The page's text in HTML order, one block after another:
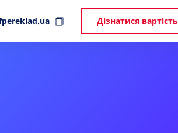
Дізнатися вартість